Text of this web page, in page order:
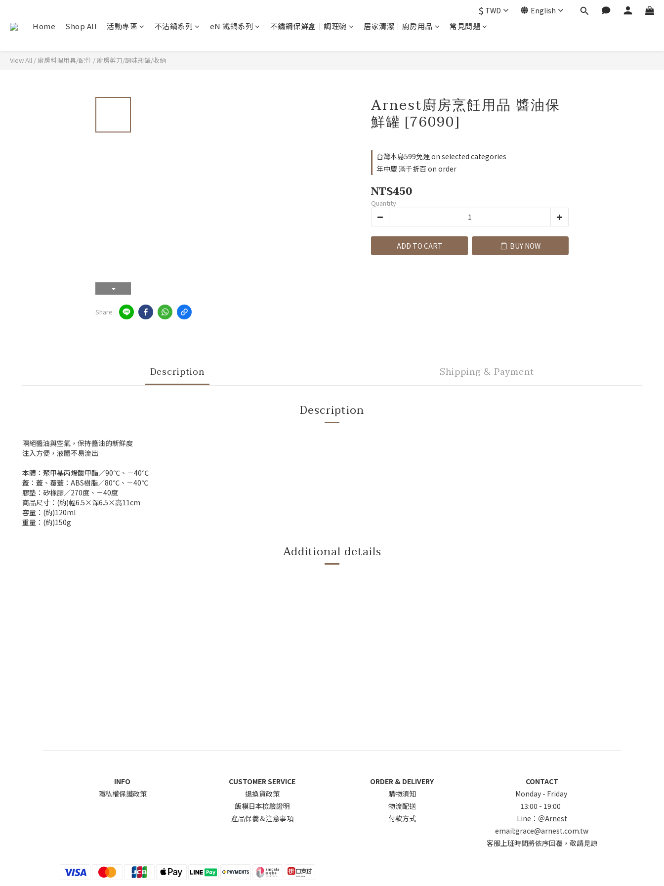
$ TWD English
Home Shop All 活動專區 不沾鍋系列 eN 鐵鍋系列 不鏽鋼保鮮盒｜調理碗 居家清潔｜廚房用品 常見問題
View All / 廚房料理用具/配件 / 廚房剪刀/調味瓶罐/收納
Share
Arnest廚房烹飪用品 醬油保
鮮罐 [76090]
台灣本島599免運 on selected categories
年中慶 滿千折百 on order
NT$450
Quantity
ADD TO CART BUY NOW
Description Shipping & Payment
Description
隔絕醬油與空氣，保持醬油的新鮮度
注入方便，液體不易流出
本體：聚甲基丙烯酸甲酯／90℃、－40℃
蓋：蓋、覆蓋：ABS樹脂／80℃、－40℃
膠墊：矽橡膠／270度、－40度
商品尺寸： (約)幅6.5×深6.5×高11cm
容量： (約)120ml
重量： (約)150g
Additional details
INFO
隱私權保護政策
CUSTOMER SERVICE
退換貨政策
飯模日本檢驗證明
產品保養＆注意事項
ORDER & DELIVERY
購物須知
物流配送
付款方式
CONTACT
Monday - Friday
13:00 - 19:00
Line： ＠Arnest
email:grace@arnest.com.tw
客服上班時間將依序回覆，敬請見諒